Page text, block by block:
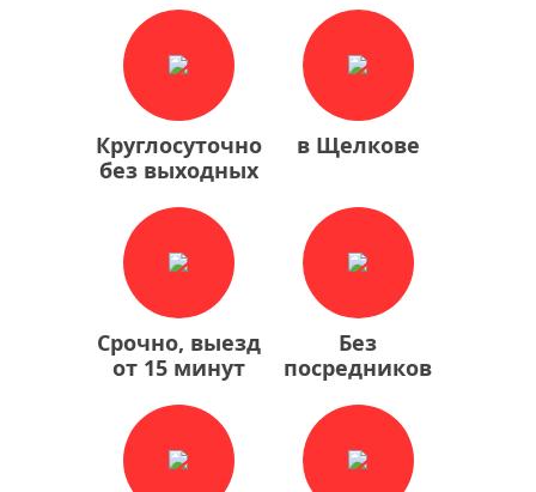
Круглосуточно
без выходных
в Щелкове
Срочно, выезд
от 15 минут
Без
посредников